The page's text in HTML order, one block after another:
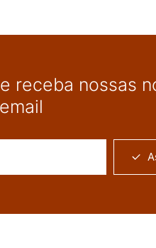
receba nossas